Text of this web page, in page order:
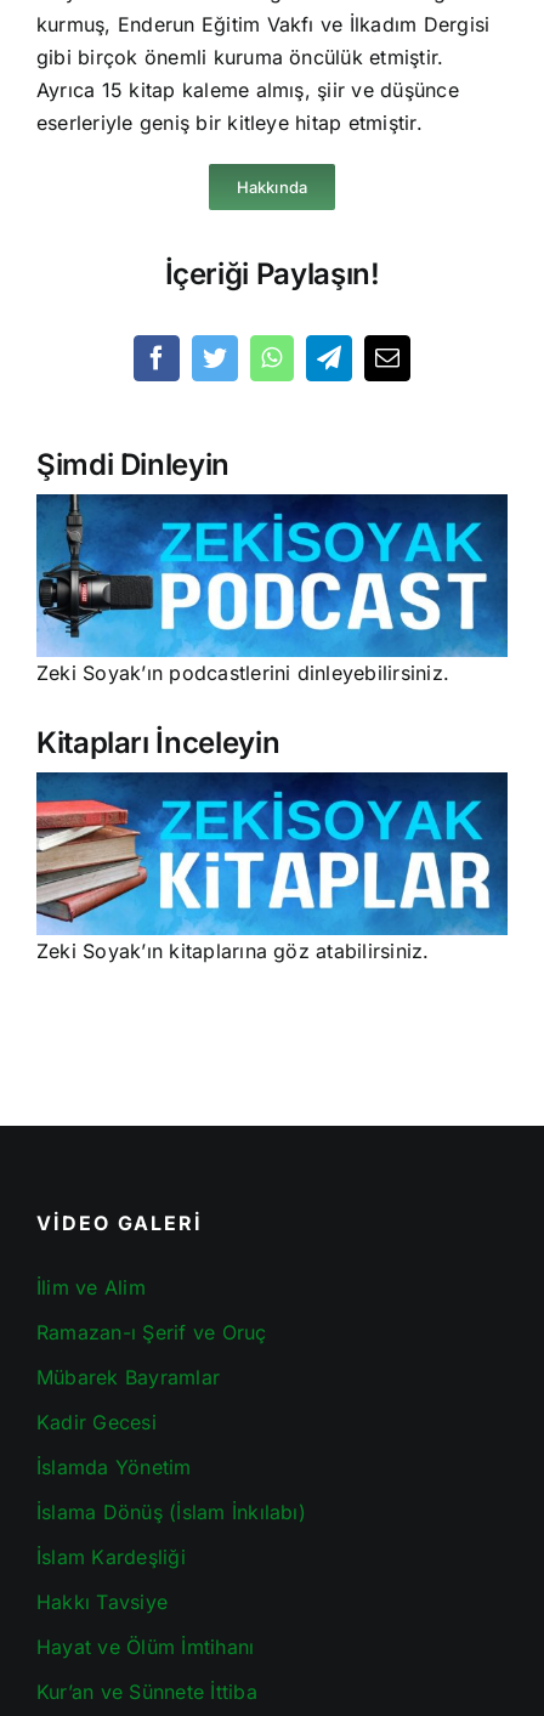
kurmuş, Enderun Eğitim Vakfı ve İlkadım Dergisi
gibi birçok önemli kuruma öncülük etmiştir.
Ayrıca 15 kitap kaleme almış, şiir ve düşünce
eserleriyle geniş bir kitleye hitap etmiştir.
Hakkında
İçeriği Paylaşın!
Şimdi Dinleyin
Zeki Soyak’ın podcastlerini dinleyebilirsiniz.
Kitapları İnceleyin
Zeki Soyak’ın kitaplarına göz atabilirsiniz.
VİDEO GALERİ
İlim ve Alim
Ramazan-ı Şerif ve Oruç
Mübarek Bayramlar
Kadir Gecesi
İslamda Yönetim
İslama Dönüş (İslam İnkılabı)
İslam Kardeşliği
Hakkı Tavsiye
Hayat ve Ölüm İmtihanı
Kur’an ve Sünnete İttiba